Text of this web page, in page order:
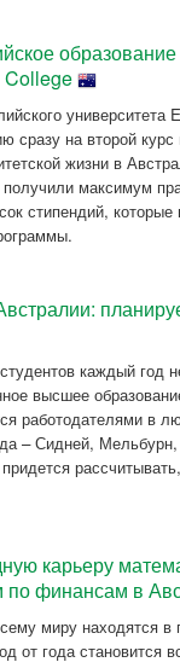
College
университета
сразу на второй
жизни в
максимум
стипендий, которые
каждый год
высшее
работодателями в
– Сидней,
карьеру
по финансам в
миру находятся в
от года становится